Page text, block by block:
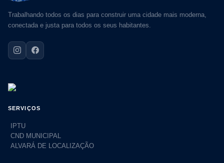
Trabalhando todos os dias para construir uma cidade mais moderna,
conectada e justa para todos os seus habitantes.
SERVIÇOS
IPTU
CND MUNICIPAL
ALVARÁ DE LOCALIZAÇÃO